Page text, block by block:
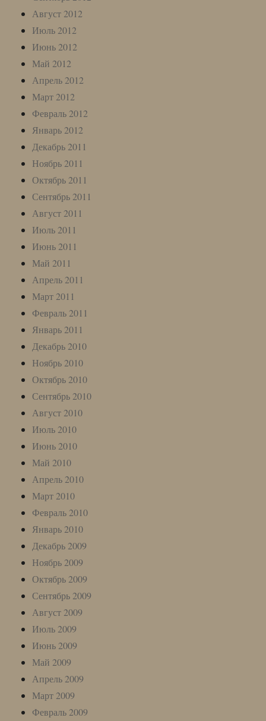
Август 2012
Июль 2012
Июнь 2012
Май 2012
Апрель 2012
Март 2012
Февраль 2012
Январь 2012
Декабрь 2011
Ноябрь 2011
Октябрь 2011
Сентябрь 2011
Август 2011
Июль 2011
Июнь 2011
Май 2011
Апрель 2011
Март 2011
Февраль 2011
Январь 2011
Декабрь 2010
Ноябрь 2010
Октябрь 2010
Сентябрь 2010
Август 2010
Июль 2010
Июнь 2010
Май 2010
Апрель 2010
Март 2010
Февраль 2010
Январь 2010
Декабрь 2009
Ноябрь 2009
Октябрь 2009
Сентябрь 2009
Август 2009
Июль 2009
Июнь 2009
Май 2009
Апрель 2009
Март 2009
Февраль 2009